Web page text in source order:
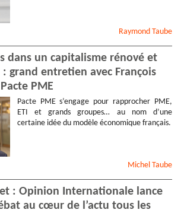
Raymond Taube
dans un capitalisme rénové et
grand entretien avec François
PME
Pacte PME s’engage pour rapprocher PME,
ETI et grands groupes… au nom d’une
certaine idée du modèle économique français.
Michel Taube
: Opinion Internationale lance
au cœur de l’actu tous les